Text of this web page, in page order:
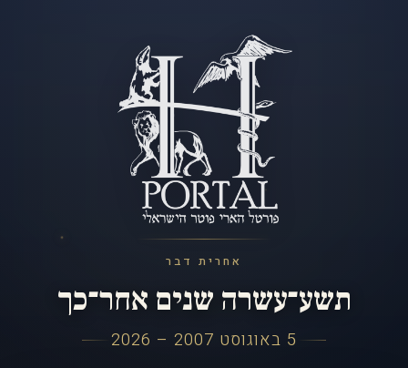
אחרית דבר
תשע־עשרה שנים אחר־כך
5 באוגוסט 2007 – 2026